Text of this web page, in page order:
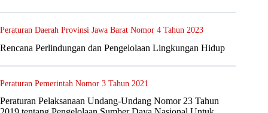
Peraturan Daerah Provinsi Jawa Barat Nomor 4 Tahun 2023
Rencana Perlindungan dan Pengelolaan Lingkungan Hidup
Peraturan Pemerintah Nomor 3 Tahun 2021
Peraturan Pelaksanaan Undang-Undang Nomor 23 Tahun